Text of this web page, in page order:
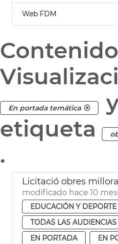
Web FDM
En portada temática
etiqueta
.
modificado hace 10
EDUCACIÓN Y DEPORTE
TODAS LAS AUDIENCIAS
EN PORTADA
EN